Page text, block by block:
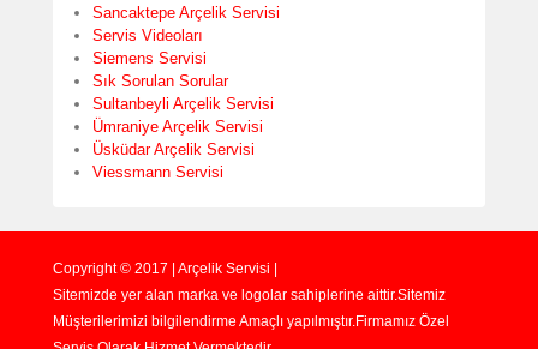
Sancaktepe Arçelik Servisi
Servis Videoları
Siemens Servisi
Sık Sorulan Sorular
Sultanbeyli Arçelik Servisi
Ümraniye Arçelik Servisi
Üsküdar Arçelik Servisi
Viessmann Servisi
Copyright © 2017 | Arçelik Servisi |
Sitemizde yer alan marka ve logolar sahiplerine aittir.Sitemiz
Müşterilerimizi bilgilendirme Amaçlı yapılmıştır.Firmamız Özel